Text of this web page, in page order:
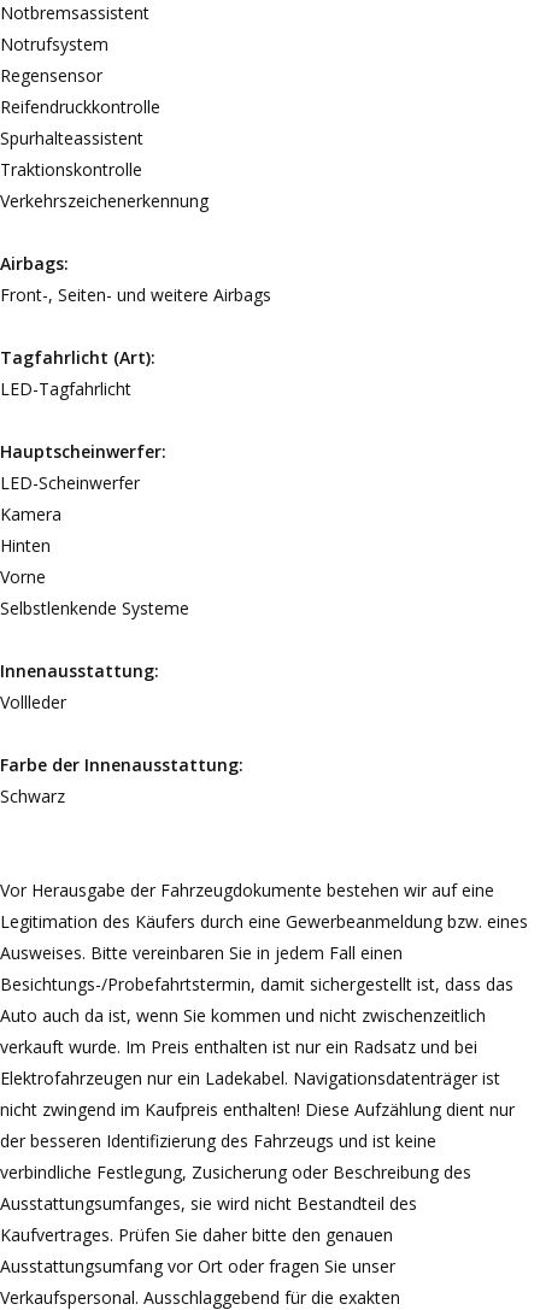
Notbremsassistent
Notrufsystem
Regensensor
Reifendruckkontrolle
Spurhalteassistent
Traktionskontrolle
Verkehrszeichenerkennung
Airbags:
Front-, Seiten- und weitere Airbags
Tagfahrlicht (Art):
LED-Tagfahrlicht
Hauptscheinwerfer:
LED-Scheinwerfer
Kamera
Hinten
Vorne
Selbstlenkende Systeme
Innenausstattung:
Vollleder
Farbe der Innenausstattung:
Schwarz
Vor Herausgabe der Fahrzeugdokumente bestehen wir auf eine
Legitimation des Käufers durch eine Gewerbeanmeldung bzw. eines
Ausweises. Bitte vereinbaren Sie in jedem Fall einen
Besichtungs-/Probefahrtstermin, damit sichergestellt ist, dass das
Auto auch da ist, wenn Sie kommen und nicht zwischenzeitlich
verkauft wurde. Im Preis enthalten ist nur ein Radsatz und bei
Elektrofahrzeugen nur ein Ladekabel. Navigationsdatenträger ist
nicht zwingend im Kaufpreis enthalten! Diese Aufzählung dient nur
der besseren Identifizierung des Fahrzeugs und ist keine
verbindliche Festlegung, Zusicherung oder Beschreibung des
Ausstattungsumfanges, sie wird nicht Bestandteil des
Kaufvertrages. Prüfen Sie daher bitte den genauen
Ausstattungsumfang vor Ort oder fragen Sie unser
Verkaufspersonal. Ausschlaggebend für die exakten